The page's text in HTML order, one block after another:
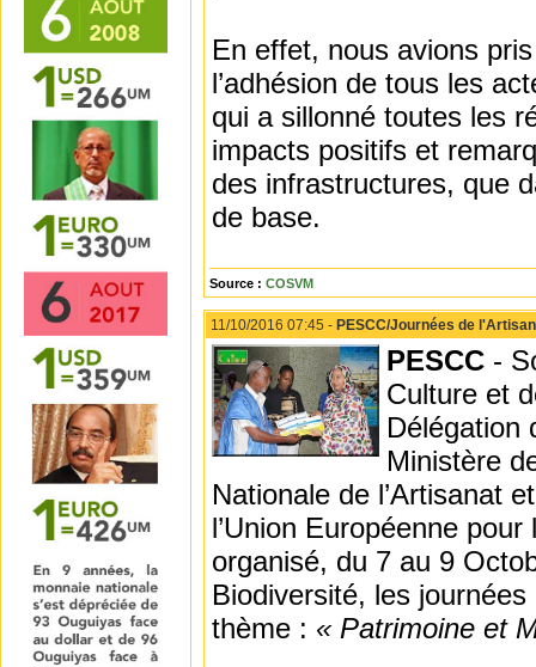
En effet, nous avions
l’adhésion de tous les
qui a sillonné toutes les
impacts positifs et
des infrastructures, que
de base.
Source : COSVM
11/10/2016 07:45 - PESCC/Journées de
PESCC -
Culture et
Délégation
Ministère
Nationale de l’Artisanat
l’Union Européenne
organisé, du 7 au 9
Biodiversité, les
thème : « Patrimoine et